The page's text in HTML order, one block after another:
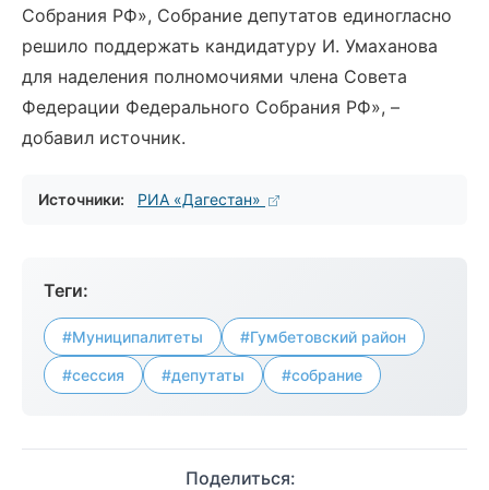
Собрания РФ», Собрание депутатов единогласно
решило поддержать кандидатуру И. Умаханова
для наделения полномочиями члена Совета
Федерации Федерального Собрания РФ», –
добавил источник.
Источники: РИА «Дагестан»
Теги:
#Муниципалитеты #Гумбетовский район
#сессия #депутаты #собрание
Поделиться: